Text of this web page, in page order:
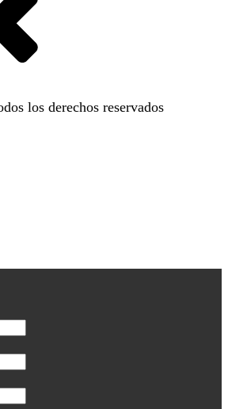
los derechos reservados